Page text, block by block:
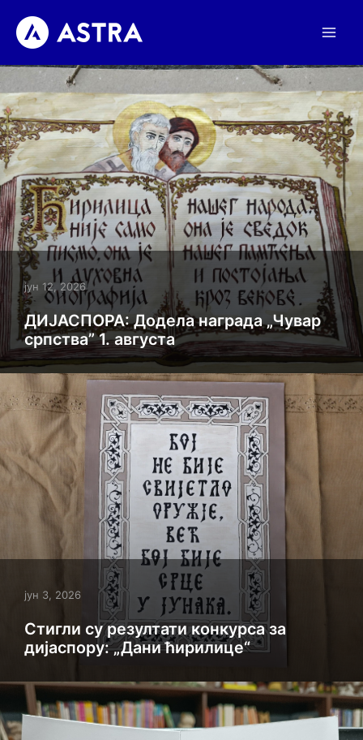
садржај
јун 12, 2026
ДИЈАСПОРА: Додела награда „Чувар
српства” 1. августа
јун 3, 2026
Стигли су резултати конкурса за
дијаспору: „Дани ћирилице“